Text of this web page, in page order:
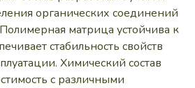
органических соединений
матрица устойчива к
стабильность свойств
Химический состав
с различными